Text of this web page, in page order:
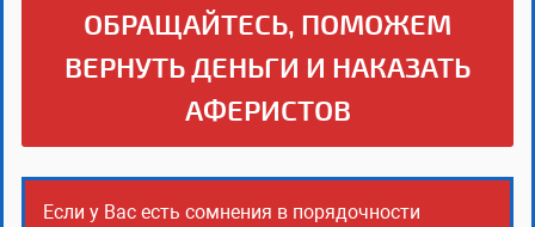
ОБРАЩАЙТЕСЬ, ПОМОЖЕМ
ВЕРНУТЬ ДЕНЬГИ И НАКАЗАТЬ
АФЕРИСТОВ
Если у Вас есть сомнения в порядочности